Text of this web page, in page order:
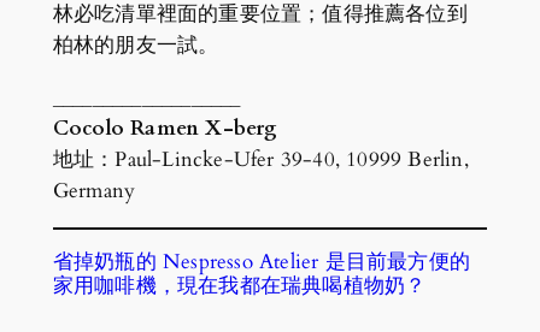
林必吃清單裡面的重要位置；值得推薦各位到
柏林的朋友一試。
Cocolo Ramen X-berg
地址：Paul-Lincke-Ufer 39-40, 10999 Berlin,
Germany
省掉奶瓶的 Nespresso Atelier 是目前最方便的
家用咖啡機，現在我都在瑞典喝植物奶？